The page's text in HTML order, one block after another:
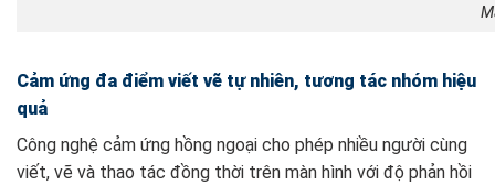
Cảm ứng đa điểm viết vẽ tự nhiên, tương tác nhóm hiệu
quả
Công nghệ cảm ứng hồng ngoại cho phép nhiều người cùng
viết, vẽ và thao tác đồng thời trên màn hình với độ phản hồi